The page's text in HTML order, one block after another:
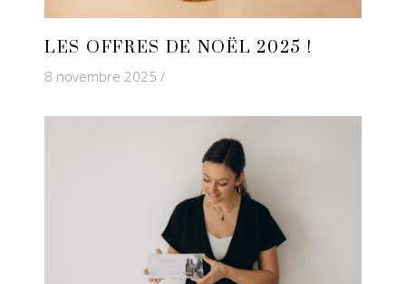
LES OFFRES DE NOËL 2025 !
8 novembre 2025